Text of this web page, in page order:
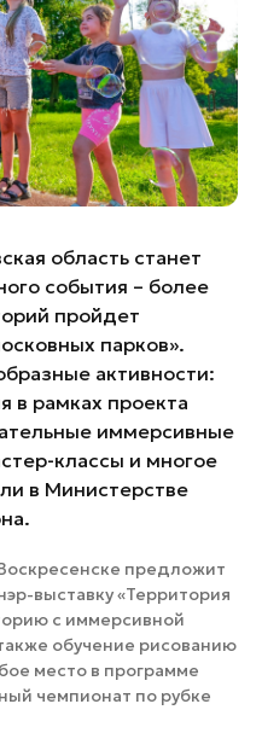
область станет
события – более
пройдет
парков».
активности:
в рамках проекта
иммерсивные
классы и многое
в Министерстве
предложит
выставку «Территория
с иммерсивной
обучение рисованию
место в программе
чемпионат по рубке